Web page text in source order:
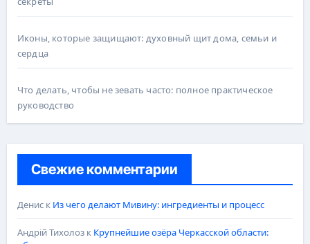
Иконы, которые защищают: духовный щит дома, семьи и
сердца
Что делать, чтобы не зевать часто: полное практическое
руководство
Свежие комментарии
Дениск Из чего делают Мивину: ингредиенты и процесс
Андрій Тихолозк Крупнейшие озёра Черкасской области: